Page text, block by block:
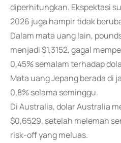
diperhitungkan. Ekspektasi
2026 juga hampir tidak
Dalam mata uang lain,
menjadi $1,3152, gagal
0,45% semalam terhadap
Mata uang Jepang berada di
0,8% selama seminggu.
Di Australia, dolar Australia
$0,6529, setelah melemah
risk-off yang meluas.